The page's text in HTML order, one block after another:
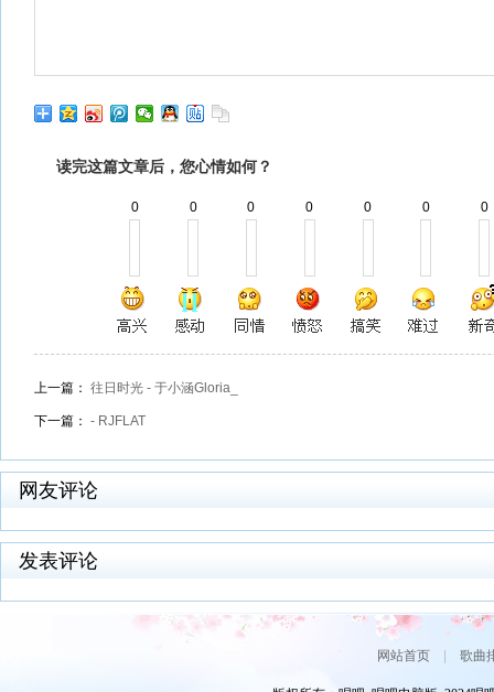
读完这篇文章后，您心情如何？
0 0 0 0 0 0 0
上一篇： 往日时光 - 于小涵Gloria_
下一篇： - RJFLAT
网友评论
发表评论
网站首页| 歌曲